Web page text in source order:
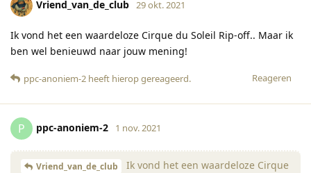
Vriend_van_de_club 29 okt. 2021
Ik vond het een waardeloze Cirque du Soleil Rip-off.. Maar ik
ben wel benieuwd naar jouw mening!
Reageren
ppc-anoniem-2 heeft hierop gereageerd.
P ppc-anoniem-2 1 nov. 2021
Vriend_van_de_club
Ik vond het een waardeloze Cirque